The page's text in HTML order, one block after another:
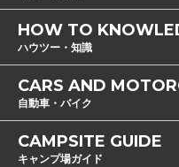
HOW TO
ハウツー・知識
CARS AND
自動車・バイク
CAMPSITE GUIDE
キャンプ場ガイド